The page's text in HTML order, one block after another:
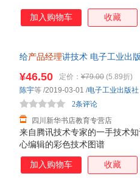
加入购物车 收藏
给产品经理讲技术 电子工业出
来自腾讯技术专家的一手技术
心编辑的彩色技术图谱
¥46.50 定价： ¥79.00 (5.89折)
四川新华书店教育专营店
2条评论
陈宇等 /2019-03-01 /电子工业出版社
加入购物车 收藏